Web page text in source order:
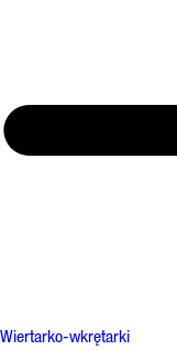
Wiertarko-wkrętarki